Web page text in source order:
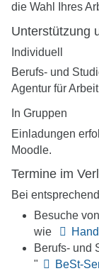
die Wahl Ihres
Unterstützung
Individuell
Berufs- und
Agentur für
In Gruppen
Einladungen
Moodle.
Termine im
Bei
Besuche
wie
Berufs- und
"
BeSt-